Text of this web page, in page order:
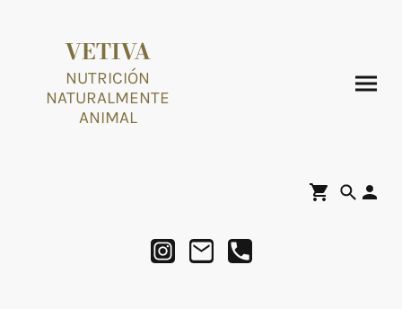
VETIVA
NUTRICIÓN
NATURALMENTE
ANIMAL